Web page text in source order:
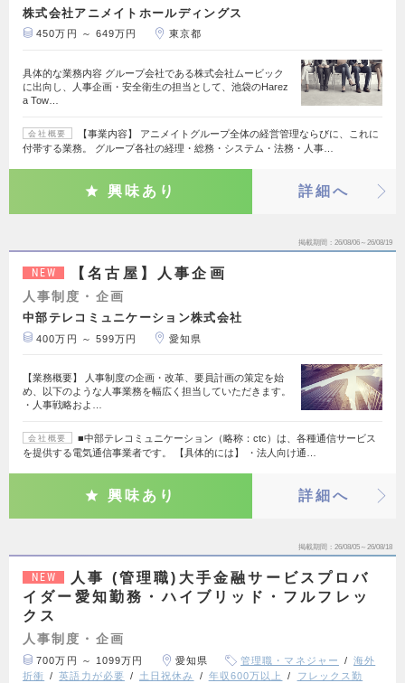
株式会社アニメイトホールディングス
450万円 ～ 649万円 東京都
具体的な業務内容 グループ会社である株式会社ムービック
に出向し、人事企画・安全衛生の担当として、池袋のHarez
a Tow…
会社概要
【事業内容】 アニメイトグループ全体の経営管理ならびに、これに
付帯する業務。 グループ各社の経理・総務・システム・法務・人事…
興味あり 詳細へ
掲載期間 26/08/06～26/08/19
NEW 【名古屋】人事企画
人事制度・企画
中部テレコミュニケーション株式会社
400万円 ～ 599万円 愛知県
【業務概要】 人事制度の企画・改革、要員計画の策定を始
め、以下のような人事業務を幅広く担当していただきます。
・人事戦略およ…
会社概要
■中部テレコミュニケーション（略称：ctc）は、各種通信サービス
を提供する電気通信事業者です。 【具体的には】 ・法人向け通…
興味あり 詳細へ
掲載期間 26/08/05～26/08/18
NEW
人事 (管理職)大手金融サービスプロバ
イダー愛知勤務・ハイブリッド・フルフレッ
クス
人事制度・企画
700万円 ～ 1099万円 愛知県 管理職・マネジャー
海外
折衝
英語力が必要 土日祝休み 年収600万以上
フレックス勤